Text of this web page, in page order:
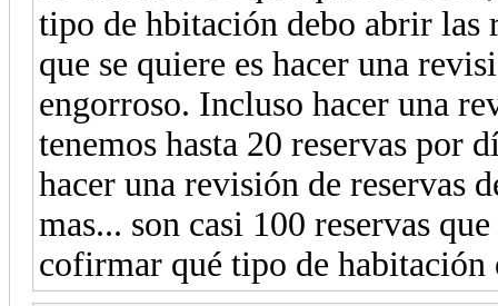
tipo de hbitación debo abrir las
que se quiere es hacer una
engorroso. Incluso hacer una
tenemos hasta 20 reservas por
hacer una revisión de reservas
mas... son casi 100 reservas
cofirmar qué tipo de habitación